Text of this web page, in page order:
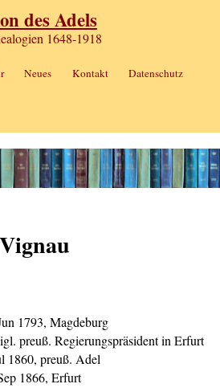
des Adels
1648-1918
Neues Kontakt Datenschutz
1793, Magdeburg
preuß. Regierungspräsident in Erfurt
1860, preuß. Adel
1866, Erfurt